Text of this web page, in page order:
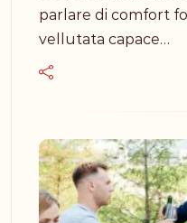
parlare di comfort
vellutata capace…